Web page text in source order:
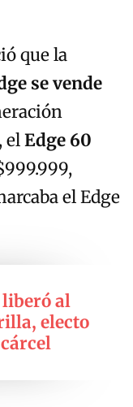
que la
se vende
elEdge 60
el Edge
al
electo